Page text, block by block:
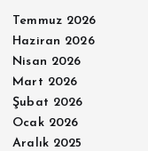
Temmuz 2026
Haziran 2026
Nisan 2026
Mart 2026
Şubat 2026
Ocak 2026
Aralık 2025